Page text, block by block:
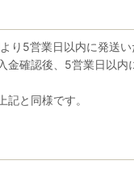
り5営業日以内に発送い
金確認後、5営業日以内
記と同様です。